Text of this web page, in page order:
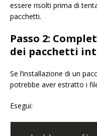
essere risolti prima di
pacchetti.
Passo 2:
dei pacchetti
Se l’installazione di un
potrebbe aver estratto i
Esegui: